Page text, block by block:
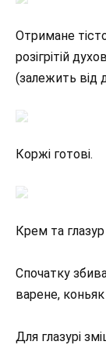
Отримане
розігрітій
(залежить від
Коржі готові.
Крем та
Спочатку
варене, коньяк
Для глазурі